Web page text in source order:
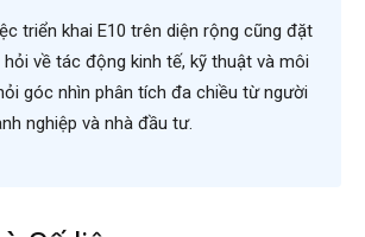
triển khai E10 trên diện rộng cũng đặt
hỏi về tác động kinh tế, kỹ thuật và môi
góc nhìn phân tích đa chiều từ người
nghiệp và nhà đầu tư.